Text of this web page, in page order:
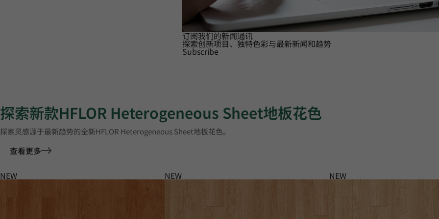
订阅我们的新闻通讯
探索创新项目、独特色彩与最新新闻和趋势
Subscribe
探索新款HFLOR Heterogeneous Sheet地板花色
探索灵感源于最新趋势的全新HFLOR Heterogeneous Sheet地板花色。
查看更多
NEW NEW NEW